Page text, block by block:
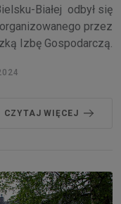
Białej odbył się
przez
Izbę Gospodarczą.
CZYTAJ WIĘCEJ